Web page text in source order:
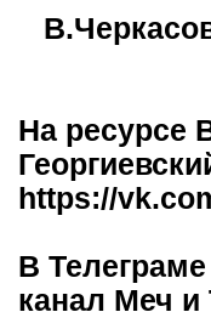
На ресурсе
https://
В
канал Меч и